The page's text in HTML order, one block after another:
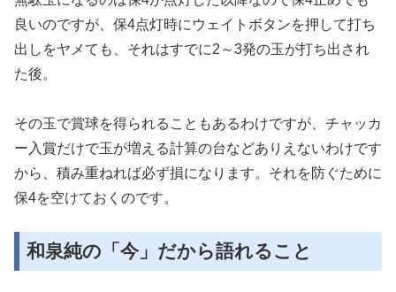
良いのですが、保4点灯時にウェイトボタンを押して打ち
出しをヤメても、それはすでに2～3発の玉が打ち出され
た後。
その玉で賞球を得られることもあるわけですが、チャッカ
ー入賞だけで玉が増える計算の台などありえないわけです
から、積み重ねれば必ず損になります。それを防ぐために
保4を空けておくのです。
和泉純の「今」だから語れること